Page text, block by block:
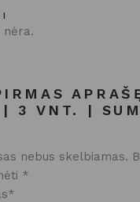
nėra.
| 3 VNT. |
nebus skelbiamas.
*
*